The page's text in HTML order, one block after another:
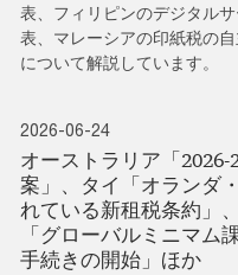
表、フィリピンのデジタル
表、マレーシアの印紙税の
について解説しています。
2026-06-24
オーストラリア「2026-
案」、タイ「オランダ
れている新租税条約」
「グローバルミニマム
手続きの開始」ほか